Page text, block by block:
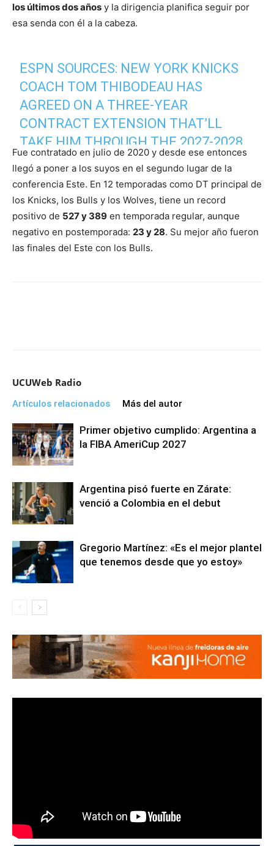
los últimos dos años y la dirigencia planifica seguir por
esa senda con él a la cabeza.
ESPN SOURCES: NEW YORK KNICKS
COACH TOM THIBODEAU HAS
AGREED ON A THREE-YEAR
CONTRACT EXTENSION THAT’LL
TAKE HIM THROUGH THE 2027-2028
SEASON. A TWO-TIME NBA COACH OF
THE YEAR, THIBODEAU HAS LED THE
KNICKS TO CONSECUTIVE
CONFERENCE SEMIFINAL BERTHS.
PIC.TWITTER.COM/6SFGKZAT8C
Fue contratado en julio de 2020 y desde ese entonces
llegó a poner a los suyos en el segundo lugar de la
conferencia Este. En 12 temporadas como DT principal de
los Knicks, los Bulls y los Wolves, tiene un record
positivo de 527 y 389 en temporada regular, aunque
negativo en postemporada: 23 y 28. Su mejor año fueron
las finales del Este con los Bulls.
UCUWeb Radio
Artículos relacionados Más del autor
Primer objetivo cumplido: Argentina a
la FIBA AmeriCup 2027
Argentina pisó fuerte en Zárate:
venció a Colombia en el debut
Gregorio Martínez: «Es el mejor plantel
que tenemos desde que yo estoy»